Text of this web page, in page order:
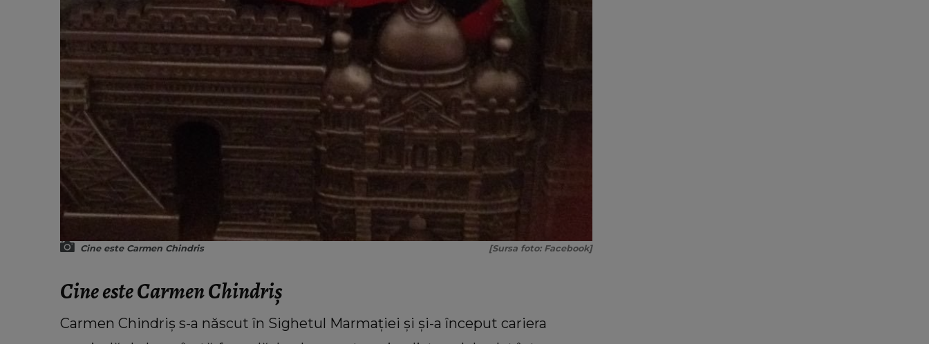
Cine este Carmen Chindris [Sursa foto: Facebook]
Cine este Carmen Chindriș
Carmen Chindriș s-a născut în Sighetul Marmației și și-a început cariera